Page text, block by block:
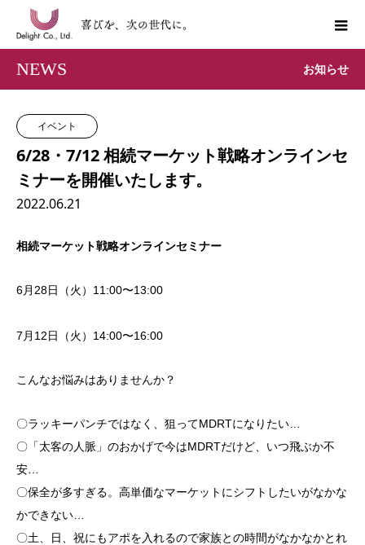
NEWS お知らせ
イベント
6/28・7/12 相続マーケット戦略オンラインセ
ミナーを開催いたします。
2022.06.21
相続マーケット戦略オンラインセミナー
6月28日（火）11:00〜13:00
7月12日（火）14:00〜16:00
こんなお悩みはありませんか？
〇ラッキーパンチではなく、狙ってMDRTになりたい…
〇「太客の人脈」のおかげで今はMDRTだけど、いつ飛ぶか不
安…
〇保全が多すぎる。高単価なマーケットにシフトしたいがなかな
かできない…
〇土、日、祝にもアポを入れるので家族との時間がなかなかとれ